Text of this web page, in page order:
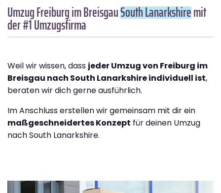
Umzug Freiburg im BreisgauSouth Lanarkshiremit
der #1 Umzugsfirma
Weil wir wissen, dass jeder Umzug von Freiburg im
Breisgau nach South Lanarkshire individuell ist,
beraten wir dich gerne ausführlich.
Im Anschluss erstellen wir gemeinsam mit dir ein
maßgeschneidertes Konzept für deinen Umzug
nach South Lanarkshire.